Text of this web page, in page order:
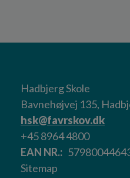
Hadbjerg Skole
Bavnehøjvej 135,
hsk@favrskov.dk
+45 8964 4800
EAN NR.
Sitemap